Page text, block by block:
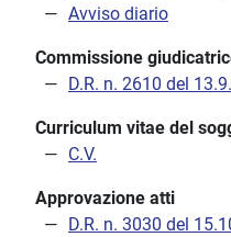
Avviso diario
Commissione
D.R. n. 2610 del
Curriculum vitae del
C.V.
Approvazione atti
D.R. n. 3030 del